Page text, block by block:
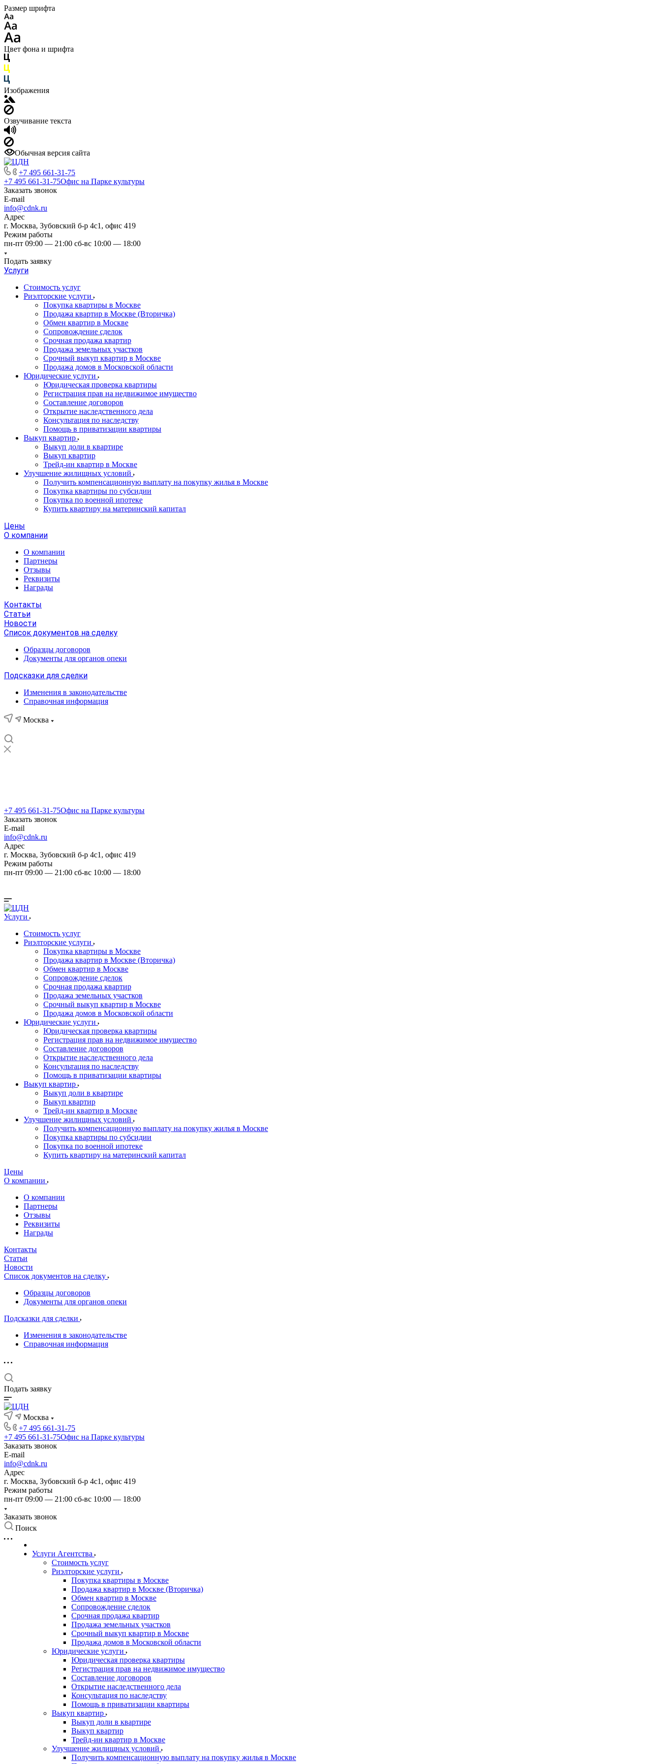
Размер шрифта
Цвет фона и шрифта
Изображения
Озвучивание текста
Обычная версия сайта
+7 495 661-31-75
+7 495 661-31-75Офис на Парке культуры
Заказать звонок
E-mail
info@cdnk.ru
Адрес
г. Москва, Зубовский б-р 4с1, офис 419
Режим работы
пн-пт 09:00 — 21:00 сб-вс 10:00 — 18:00
Подать заявку
Услуги
Стоимость услуг
Риэлторские услуги
Покупка квартиры в Москве
Продажа квартир в Москве (Вторичка)
Обмен квартир в Москве
Сопровождение сделок
Срочная продажа квартир
Продажа земельных участков
Срочный выкуп квартир в Москве
Продажа домов в Московской области
Юридические услуги
Юридическая проверка квартиры
Регистрация прав на недвижимое имущество
Составление договоров
Открытие наследственного дела
Консультация по наследству
Помощь в приватизации квартиры
Выкуп квартир
Выкуп доли в квартире
Выкуп квартир
Трейд-ин квартир в Москве
Улучшение жилищных условий
Получить компенсационную выплату на покупку жилья в Москве
Покупка квартиры по субсидии
Покупка по военной ипотеке
Купить квартиру на материнский капитал
Цены
О компании
О компании
Партнеры
Отзывы
Реквизиты
Награды
Контакты
Статьи
Новости
Список документов на сделку
Образцы договоров
Документы для органов опеки
Подсказки для сделки
Изменения в законодательстве
Справочная информация
Москва
+7 495 661-31-75Офис на Парке культуры
Заказать звонок
E-mail
info@cdnk.ru
Адрес
г. Москва, Зубовский б-р 4с1, офис 419
Режим работы
пн-пт 09:00 — 21:00 сб-вс 10:00 — 18:00
Услуги
Стоимость услуг
Риэлторские услуги
Покупка квартиры в Москве
Продажа квартир в Москве (Вторичка)
Обмен квартир в Москве
Сопровождение сделок
Срочная продажа квартир
Продажа земельных участков
Срочный выкуп квартир в Москве
Продажа домов в Московской области
Юридические услуги
Юридическая проверка квартиры
Регистрация прав на недвижимое имущество
Составление договоров
Открытие наследственного дела
Консультация по наследству
Помощь в приватизации квартиры
Выкуп квартир
Выкуп доли в квартире
Выкуп квартир
Трейд-ин квартир в Москве
Улучшение жилищных условий
Получить компенсационную выплату на покупку жилья в Москве
Покупка квартиры по субсидии
Покупка по военной ипотеке
Купить квартиру на материнский капитал
Цены
О компании
О компании
Партнеры
Отзывы
Реквизиты
Награды
Контакты
Статьи
Новости
Список документов на сделку
Образцы договоров
Документы для органов опеки
Подсказки для сделки
Изменения в законодательстве
Справочная информация
Подать заявку
Москва
+7 495 661-31-75
+7 495 661-31-75Офис на Парке культуры
Заказать звонок
E-mail
info@cdnk.ru
Адрес
г. Москва, Зубовский б-р 4с1, офис 419
Режим работы
пн-пт 09:00 — 21:00 сб-вс 10:00 — 18:00
Заказать звонок
Поиск
Услуги Агентства
Стоимость услуг
Риэлторские услуги
Покупка квартиры в Москве
Продажа квартир в Москве (Вторичка)
Обмен квартир в Москве
Сопровождение сделок
Срочная продажа квартир
Продажа земельных участков
Срочный выкуп квартир в Москве
Продажа домов в Московской области
Юридические услуги
Юридическая проверка квартиры
Регистрация прав на недвижимое имущество
Составление договоров
Открытие наследственного дела
Консультация по наследству
Помощь в приватизации квартиры
Выкуп квартир
Выкуп доли в квартире
Выкуп квартир
Трейд-ин квартир в Москве
Улучшение жилищных условий
Получить компенсационную выплату на покупку жилья в Москве